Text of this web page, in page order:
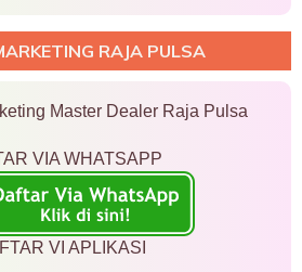
RAJA PULSA
Master Dealer Raja Pulsa
VIA WHATSAPP
VI APLIKASI